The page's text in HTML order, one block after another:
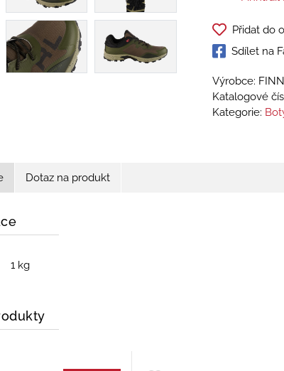
Přidat do
Sdílet na
Výrobce:
Katalogové
Kategorie:
Dotaz na produkt
1 kg